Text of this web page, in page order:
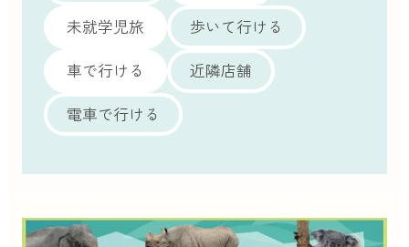
未就学児旅
歩いて行ける
車で行ける
近隣店舗
電車で行ける